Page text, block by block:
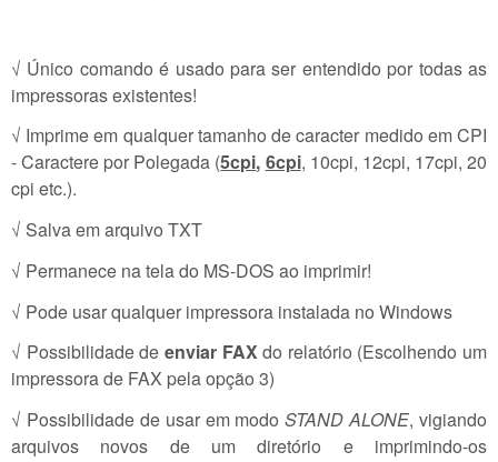
√ Único comando é usado para ser entendido por todas as
impressoras existentes!
√ Imprime em qualquer tamanho de caracter medido em CPI
- Caractere por Polegada (5cpi, 6cpi, 10cpi, 12cpi, 17cpi, 20
cpi etc.).
√ Salva em arquivo TXT
√ Permanece na tela do MS-DOS ao imprimir!
√ Pode usar qualquer impressora instalada no Windows
√ Possibilidade de enviar FAXdo relatório (Escolhendo um
impressora de FAX pela opção 3)
√ Possibilidade de usar em modoSTAND ALONE, vigiando
arquivos novos de um diretório e imprimindo-os